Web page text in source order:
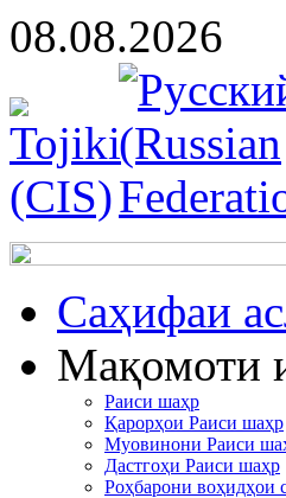
08.08.2026
Cаҳифаи
Мақомоти
Раиси шаҳр
Қарорҳои Раиси шаҳр
Муовинони Раиси
Дастгоҳи Раиси шаҳр
Роҳбарони воҳидҳои